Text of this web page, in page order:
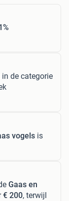
de categorie
vogels is
Gaas en
€ 200, terwijl